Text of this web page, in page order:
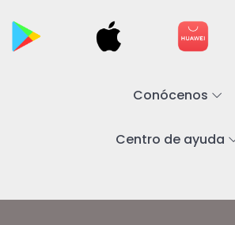
Conócenos
Centro de ayuda